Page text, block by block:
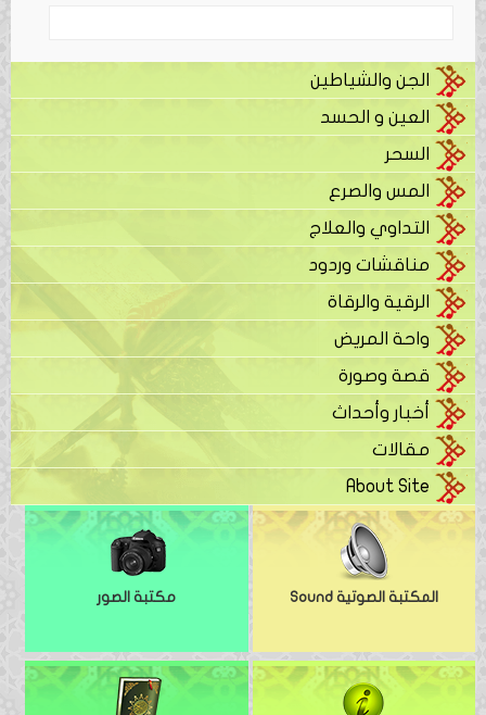
الجن والشياطين
العين و الحسد
السحر
المس والصرع
التداوي والعلاج
مناقشات وردود
الرقية والرقاة
واحة المريض
قصة وصورة
أخبار وأحداث
مقالات
About Site
المكتبة الصوتية Sound مكتبة الصور